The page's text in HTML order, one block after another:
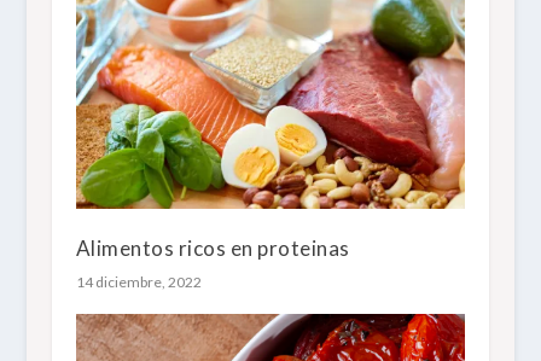
Alimentos ricos en proteinas
14 diciembre, 2022